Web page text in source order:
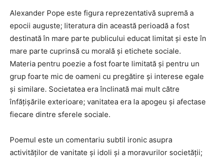
Alexander Pope este figura reprezentativă supremă a
epocii auguste; literatura din această perioadă a fost
destinată în mare parte publicului educat limitat și este în
mare parte cuprinsă cu morală și etichete sociale.
Materia pentru poezie a fost foarte limitată și pentru un
grup foarte mic de oameni cu pregătire și interese egale
și similare. Societatea era înclinată mai mult către
înfățișările exterioare; vanitatea era la apogeu și afectase
fiecare dintre sferele sociale.
Poemul este un comentariu subtil ironic asupra
activităților de vanitate și idoli și a moravurilor societății;